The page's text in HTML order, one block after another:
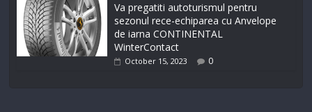
Va pregatiti autoturismul pentru
sezonul rece-echiparea cu Anvelope
de iarna CONTINENTAL
WinterContact
October 15, 2023 0